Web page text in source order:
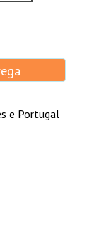
e Portugal